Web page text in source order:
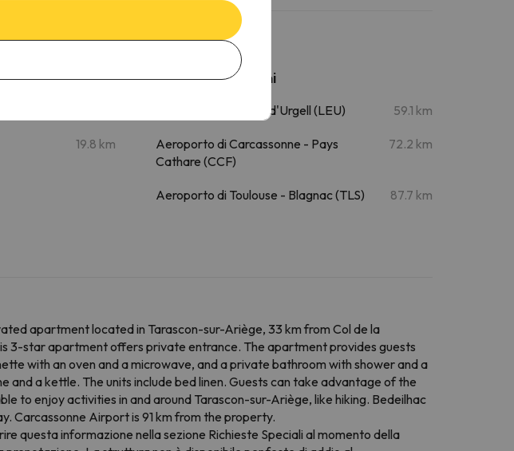
19.8 km
Aeroporti vicini
Aeroporto di La Seu d'Urgell (LEU) 59.1 km
Aeroporto di Carcassonne - Pays
Cathare (CCF)
72.2 km
Aeroporto di Toulouse - Blagnac (TLS) 87.7 km
apartment located in Tarascon-sur-Ariège, 33 km from Col de la
3-star apartment offers private entrance. The apartment provides guests
with an oven and a microwave, and a private bathroom with shower and a
a kettle. The units include bed linen. Guests can take advantage of the
to enjoy activities in and around Tarascon-sur-Ariège, like hiking. Bedeilhac
Carcassonne Airport is 91 km from the property.
questa informazione nella sezione Richieste Speciali al momento della